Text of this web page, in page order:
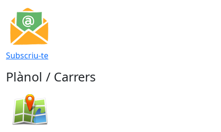
Subscriu-te
Plànol / Carrers